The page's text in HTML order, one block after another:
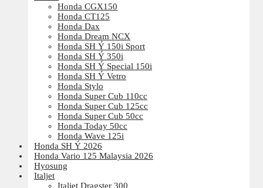
Honda CGX150
Honda CT125
Honda Dax
Honda Dream NCX
Honda SH Ý 150i Sport
Honda SH Ý 350i
Honda SH Ý Special 150i
Honda SH Ý Vetro
Honda Stylo
Honda Super Cub 110cc
Honda Super Cub 125cc
Honda Super Cub 50cc
Honda Today 50cc
Honda Wave 125i
Honda SH Ý 2026
Honda Vario 125 Malaysia 2026
Hyosung
Italjet
Italjet Dragster 300